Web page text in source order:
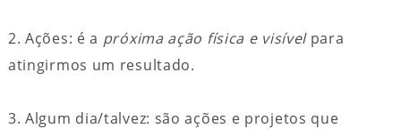
2. Ações: é a próxima ação física e visívelpara
atingirmos um resultado.
3. Algum dia/talvez: são ações e projetos que